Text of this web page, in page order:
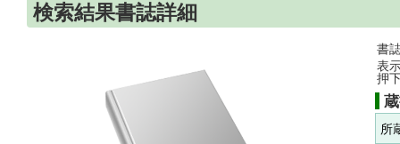
検索結果書誌詳細
書
表
押
所